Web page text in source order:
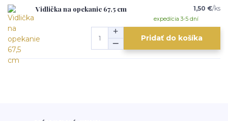
Vidlička na opekanie 67,5 cm 1,50 €/ks
expedícia 3-5 dní
Pridať do košíka